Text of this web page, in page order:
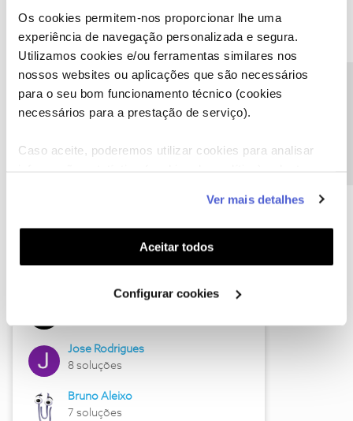
Os cookies permitem-nos proporcionar lhe uma
experiência de navegação personalizada e segura.
Utilizamos cookies e/ou ferramentas similares nos
nossos websites ou aplicações que são necessários
para o seu bom funcionamento técnico (cookies
necessários para a prestação de serviço).
Caso aceite, poderemos utilizar cookies para analisar
funcionalidades (cookies de personalização e
funcionalidade) e adaptar anúncios aos seus interesses
(cookies de publicidade personalizada). Pode gerir a
utilização dos cookies clicando em "Configurar
Ver mais detalhes
Aceitar todos
Configurar cookies
Descubra as novidades de junho
Hall of Fame de junho
Jose Rodrigues
8 soluções
Bruno Aleixo
7 soluções